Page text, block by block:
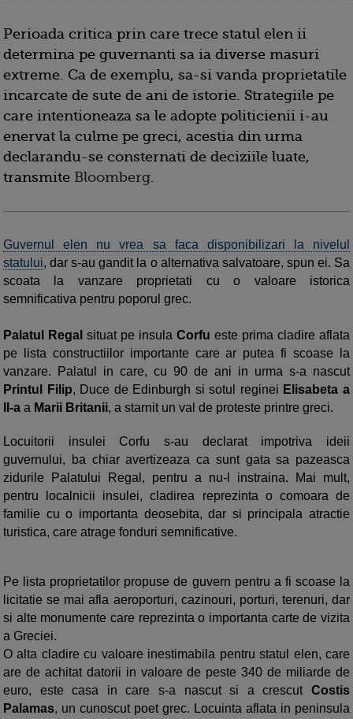
Perioada critica prin care trece statul elen ii
determina pe guvernanti sa ia diverse masuri
extreme. Ca de exemplu, sa-si vanda proprietatile
incarcate de sute de ani de istorie. Strategiile pe
care intentioneaza sa le adopte politicienii i-au
enervat la culme pe greci, acestia din urma
declarandu-se consternati de deciziile luate,
transmite Bloomberg.
Guvernul elen nu vrea sa faca disponibilizari la nivelul
statului, dar s-au gandit la o alternativa salvatoare, spun ei. Sa
scoata la vanzare proprietati cu o valoare istorica
semnificativa pentru poporul grec.
Palatul Regal situat pe insula Corfu este prima cladire aflata
pe lista constructiilor importante care ar putea fi scoase la
vanzare. Palatul in care, cu 90 de ani in urma s-a nascut
Printul Filip, Duce de Edinburgh si sotul reginei Elisabeta a
II-a a Marii Britanii, a starnit un val de proteste printre greci.
Locuitorii insulei Corfu s-au declarat impotriva ideii
guvernului, ba chiar avertizeaza ca sunt gata sa pazeasca
zidurile Palatului Regal, pentru a nu-l instraina. Mai mult,
pentru localnicii insulei, cladirea reprezinta o comoara de
familie cu o importanta deosebita, dar si principala atractie
turistica, care atrage fonduri semnificative.
Pe lista proprietatilor propuse de guvern pentru a fi scoase la
licitatie se mai afla aeroporturi, cazinouri, porturi, terenuri, dar
si alte monumente care reprezinta o importanta carte de vizita
a Greciei.
O alta cladire cu valoare inestimabila pentru statul elen, care
are de achitat datorii in valoare de peste 340 de miliarde de
euro, este casa in care s-a nascut si a crescut Costis
Palamas, un cunoscut poet grec. Locuinta aflata in peninsula